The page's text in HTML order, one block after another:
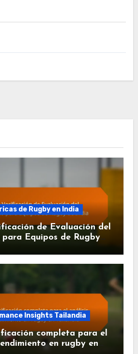
de Rugby en India
de Evaluación del
para Equipos de Rugby
Insights Tailandia
completa para el
en rugby en